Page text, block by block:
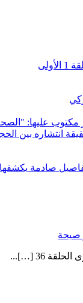
انتشاره بين
صادمة
36 […]...